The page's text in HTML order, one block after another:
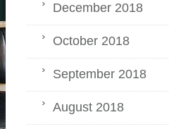
December 2018
October 2018
September 2018
August 2018